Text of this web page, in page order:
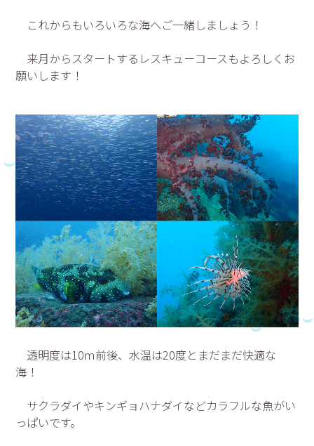
これからもいろいろな海へご一緒しましょう！
来月からスタートするレスキューコースもよろしくお
願いします！
透明度は10ｍ前後、水温は20度とまだまだ快適な
海！
サクラダイやキンギョハナダイなどカラフルな魚がい
っぱいです。